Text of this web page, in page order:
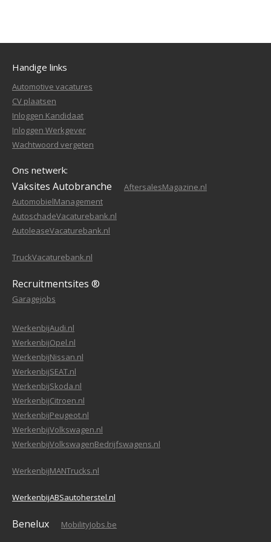
Handige links
Automotive vacatures
CV plaatsen
Inloggen Kandidaat
Inloggen Werkgever
Wachtwoord vergeten
Ons netwerk:
Vaksites Autobranche
AftersalesMagazine.nl
AutomobielManagement
AutoschadeVacaturebank.nl
AutoleaseVacaturebank.nl
TruckVacaturebank.nl
Recruitmentsites ®
Garagejobs
WerkenbijAudi.nl
WerkenbijOpel.nl
WerkenbijNissan.nl
WerkenbijSEAT.nl
WerkenbijSkoda.nl
WerkenbijCitroen.nl
WerkenbijPeugeot.nl
WerkenbijVolkswagen.nl
WerkenbijVolkswagenBedrijfswagens.nl
WerkenbijMANTrucks.nl
WerkenbijABSautoherstel.nl
Benelux MobilityJobs.be